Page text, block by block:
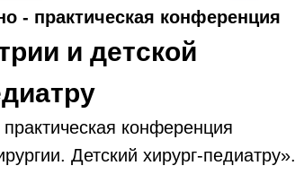
- практическая конференция
и детской
конференция
Детский хирург-педиатру».